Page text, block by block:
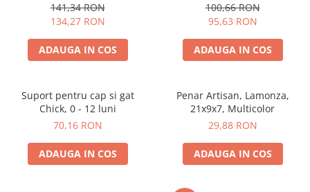
141,34 RON
134,27 RON
ADAUGA IN COS
100,66 RON
95,63 RON
ADAUGA IN COS
Suport pentru cap si gat
Chick, 0 - 12 luni
70,16 RON
ADAUGA IN COS
Penar Artisan, Lamonza,
21x9x7, Multicolor
29,88 RON
ADAUGA IN COS